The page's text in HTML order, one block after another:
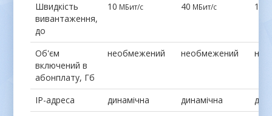
Швидкість
вивантаження,
до
10 МБит/с 40 МБит/с 100
Об'єм
включений в
абонплату, Гб
необмежений необмежений
IP-адреса динамічна динамічна